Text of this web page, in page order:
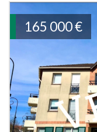
165 000€